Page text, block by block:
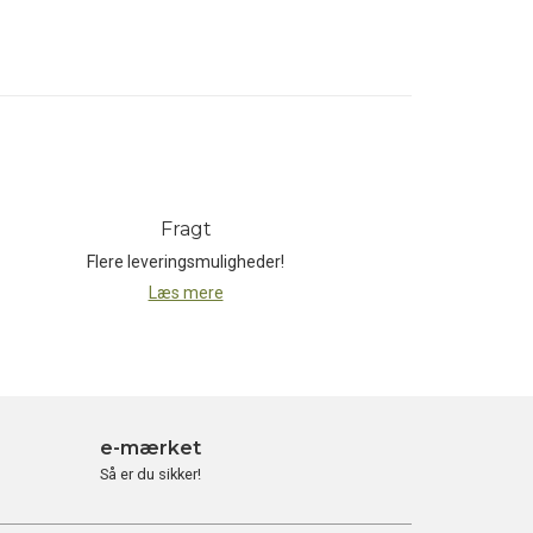
De arbejder kun med leverandører,
hvilket de opnår gennem en
emissioner.
men som også er dedikeret til at
muligt at skabe smukke, funktionelle
Fragt
Flere leveringsmuligheder!
Læs mere
e-mærket
Så er du sikker!